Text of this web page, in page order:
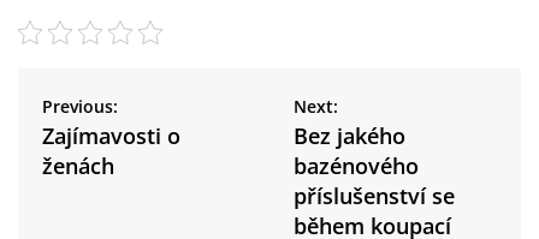
Previous:
Zajímavosti o
ženách
Next:
Bez jakého
bazénového
příslušenství se
během koupací